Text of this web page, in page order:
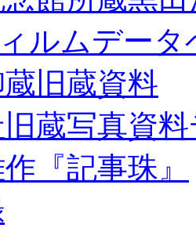
ルムデータ
旧蔵資料
旧蔵写真資
『記事珠』